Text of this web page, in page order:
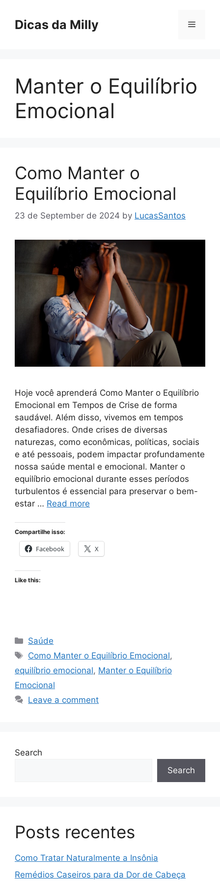
contentDicas da Milly Menu
Manter o Equilíbrio
Emocional
Como Manter o
Equilíbrio Emocional
23 de September de 2024 by LucasSantos
Hoje você aprenderá Como Manter o Equilíbrio
Emocional em Tempos de Crise de forma
saudável. Além disso, vivemos em tempos
desafiadores. Onde crises de diversas
naturezas, como econômicas, políticas, sociais
e até pessoais, podem impactar profundamente
nossa saúde mental e emocional. Manter o
equilíbrio emocional durante esses períodos
turbulentos é essencial para preservar o bem-
estar … Read more
Compartilhe isso:
Facebook X
Like this:
Categories
Saúde
Tags
Como Manter o Equilíbrio Emocional,
equilíbrio emocional, Manter o Equilíbrio
Emocional
Leave a comment
Search
Search
Posts recentes
Como Tratar Naturalmente a Insônia
Remédios Caseiros para da Dor de Cabeça